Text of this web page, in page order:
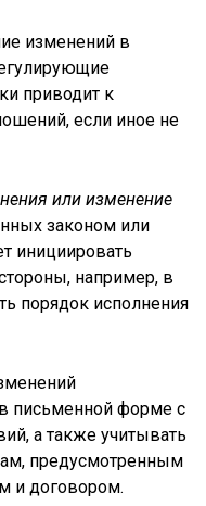
изменений в
приводит к
если иное не
или изменение
законом или
инициировать
например, в
порядок исполнения
письменной форме с
а также учитывать
предусмотренным
и договором.